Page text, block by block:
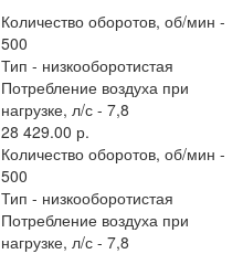
Количество оборотов, об/мин -
500
Тип - низкооборотистая
Потребление воздуха при
нагрузке, л/с - 7,8
28 429.00 р.
Количество оборотов, об/мин -
500
Тип - низкооборотистая
Потребление воздуха при
нагрузке, л/с - 7,8